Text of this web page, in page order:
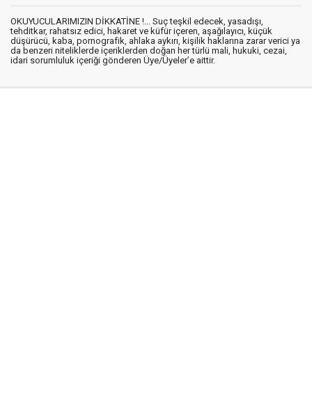
OKUYUCULARIMIZIN DİKKATİNE !... Suç teşkil edecek, yasadışı,
tehditkar, rahatsız edici, hakaret ve küfür içeren, aşağılayıcı, küçük
düşürücü, kaba, pornografik, ahlaka aykırı, kişilik haklarına zarar verici ya
da benzeri niteliklerde içeriklerden doğan her türlü mali, hukuki, cezai,
idari sorumluluk içeriği gönderen Üye/Üyeler’e aittir.